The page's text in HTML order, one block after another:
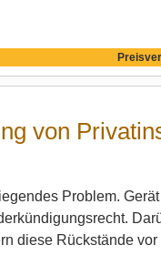
von
Problem.
diese Rückstände